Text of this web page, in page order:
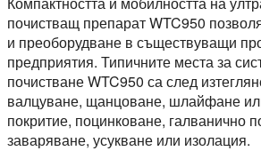
почистващ препарат WTC950
и преоборудване в съществуващи
предприятия. Типичните места за
почистване WTC950 са след
валцуване, щанцоване, шлайфане
покритие, поцинковане, галванично
заваряване, усукване или изолация.